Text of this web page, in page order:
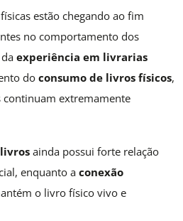
estão chegando ao fim
no comportamento dos
experiência em livrarias
do consumo de livros físicos,
continuam extremamente
ainda possui forte relação
enquanto a conexão
o livro físico vivo e